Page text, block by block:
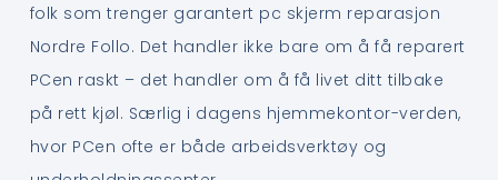
folk som trenger garantert pc skjerm reparasjon
Nordre Follo. Det handler ikke bare om å få reparert
PCen raskt – det handler om å få livet ditt tilbake
på rett kjøl. Særlig i dagens hjemmekontor-verden,
hvor PCen ofte er både arbeidsverktøy og